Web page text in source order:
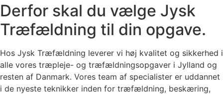
Derfor skal du vælge Jysk
Træfældning til din opgave.
Hos Jysk Træfældning leverer vi høj kvalitet og sikkerhed i
alle vores træpleje- og træfældningsopgaver i Jylland og
resten af Danmark. Vores team af specialister er uddannet
i de nyeste teknikker inden for træfældning, beskæring,